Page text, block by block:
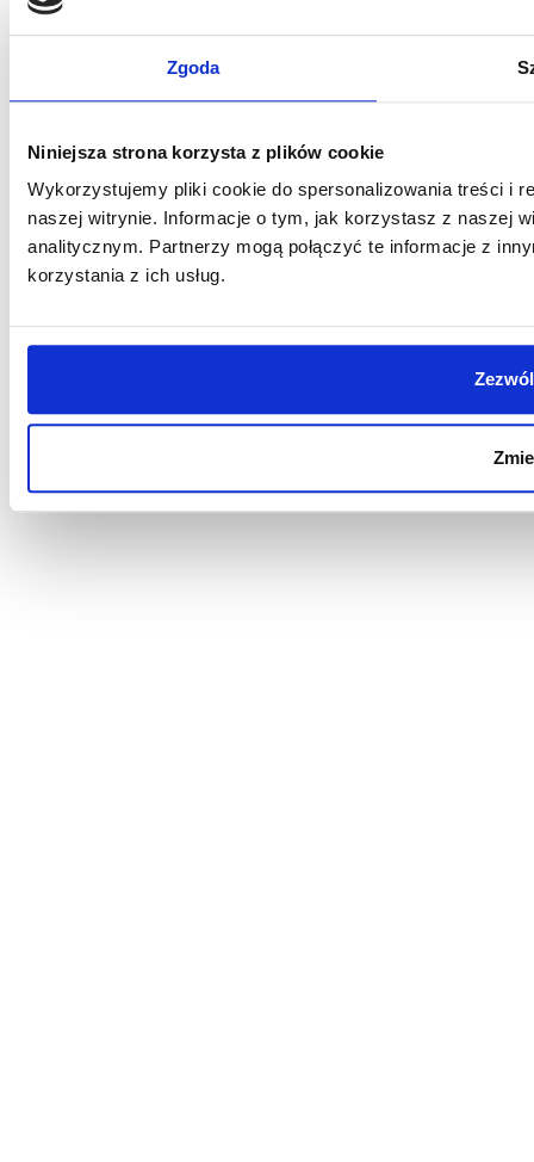
Zgoda
Niniejsza strona korzysta z plików cookie
Wykorzystujemy pliki cookie do spersonalizowania treści i
naszej witrynie. Informacje o tym, jak korzystasz z naszej
analitycznym. Partnerzy mogą połączyć te informacje z
korzystania z ich usług.